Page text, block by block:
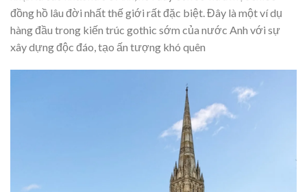
đồng hồ lâu đời nhất thế giới rất đặc biệt. Đây là một ví dụ
hàng đầu trong kiến trúc gothic sớm của nước Anh với sự
xây dựng độc đáo, tạo ấn tượng khó quên